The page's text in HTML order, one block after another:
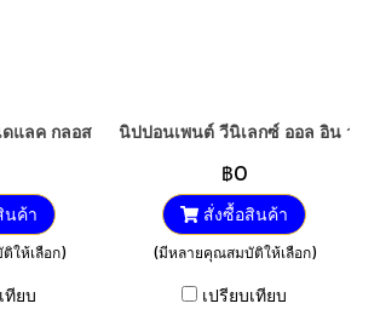
แลค กลอส
นค้า
ให้เลือก)
ทียบ
นิปปอนเพนต์ วีนิเลกซ์ ออล อิน วัน (
฿0
สั่งซื้อสินค้า
(มีหลายคุณสมบัติให้เลือก)
เปรียบเทียบ